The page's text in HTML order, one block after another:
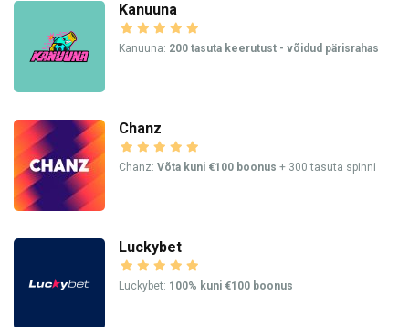
Kanuuna
Kanuuna: 200 tasuta keerutust - võidud pärisrahas
Chanz
Chanz: Võta kuni €100 boonus + 300 tasuta spinni
Luckybet
Luckybet: 100% kuni €100 boonus